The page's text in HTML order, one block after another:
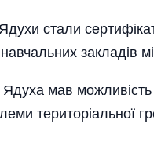
стали
закладів
Ядуха мав
територіальної